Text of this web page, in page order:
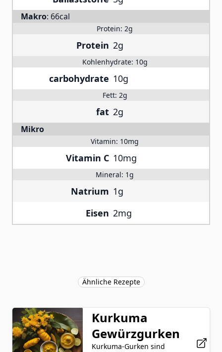
Makro: 66cal
Protein: 2g
Protein 2g
Kohlenhydrate: 10g
carbohydrate 10g
Fett: 2g
fat 2g
Mikro
Vitamin: 10mg
Vitamin C 10mg
Mineral: 1g
Natrium 1g
Eisen 2mg
Ähnliche Rezepte
Kurkuma
Gewürzgurken
Kurkuma-Gurken sind